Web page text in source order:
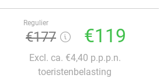
Regulier
€177 €119
Excl. ca. €4,40 p.p.p.n.
toeristenbelasting